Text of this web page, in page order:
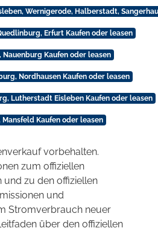
Wernigerode, Halberstadt,
Erfurt Kaufen oder leasen
Nauenburg Kaufen oder leasen
Nordhausen Kaufen oder leasen
Lutherstadt Eisleben Kaufen oder leasen
Mansfeld Kaufen oder leasen
vorbehalten.
zum offiziellen
zu den offiziellen
und
Stromverbrauch neuer
über den offiziellen